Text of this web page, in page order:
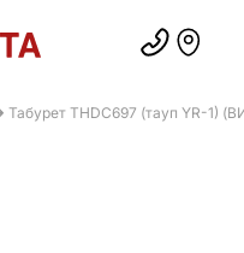
Табурет THDC697 (тауп YR-1)